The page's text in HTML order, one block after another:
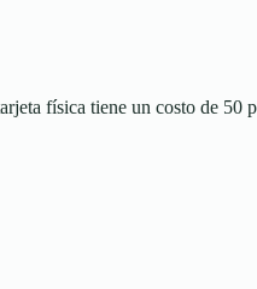
física tiene un costo de 50